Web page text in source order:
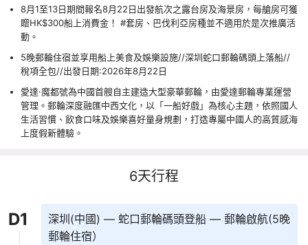
8月1至13日期間報名8月22日出發航次之露台房及海景房，每艙房可獲
贈HK$300船上消費金！ #套房、巴伐利亞房種並不適用於是次推廣活
動。
5晚郵輪住宿並享用船上美食及娛樂設施//深圳蛇口郵輪碼頭上落船//
稅項全包//出發日期:2026年8月22日
愛達·魔都號為中國首艘自主建造大型豪華郵輪，由愛達郵輪專業運營
管理。郵輪深度融匯中西文化，以「一船好戲」為核心主題，依照國人
生活習慣、飲食口味及娛樂喜好量身規劃，打造專屬中國人的高質感海
上度假新體驗。
6天行程
D1
深圳(中國) — 蛇口郵輪碼頭登船 — 郵輪啟航(5晚
郵輪住宿）